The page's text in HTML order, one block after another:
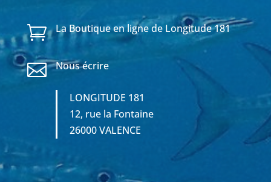
 La Boutique en ligne de Longitude 181
 Nous écrire
LONGITUDE 181
12, rue la Fontaine
26000 VALENCE